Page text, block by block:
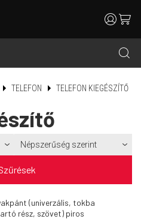
search
usercart
TELEFON TELEFON KIEGÉSZÍTŐ
(univerzális, tokba
rész, szövet) piros